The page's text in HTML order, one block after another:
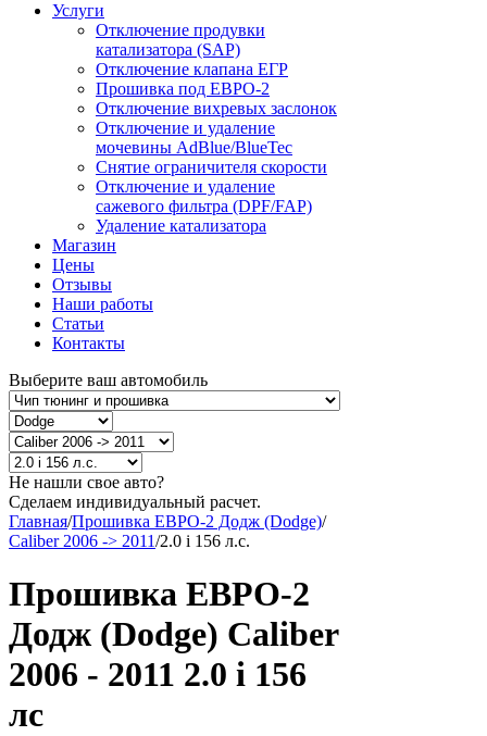
Услуги
Отключение продувки
катализатора (SAP)
Отключение клапана ЕГР
Прошивка под ЕВРО-2
Отключение вихревых заслонок
Отключение и удаление
мочевины AdBlue/BlueTec
Снятие ограничителя скорости
Отключение и удаление
сажевого фильтра (DPF/FAP)
Удаление катализатора
Магазин
Цены
Отзывы
Наши работы
Статьи
Контакты
Выберите ваш автомобиль
Не нашли свое авто?
Сделаем индивидуальный расчет.
Главная/Прошивка ЕВРО-2 Додж (Dodge)/
Caliber 2006 -> 2011/2.0 i 156 л.с.
Прошивка ЕВРО-2
Додж (Dodge) Caliber
2006 - 2011 2.0 i 156
лс